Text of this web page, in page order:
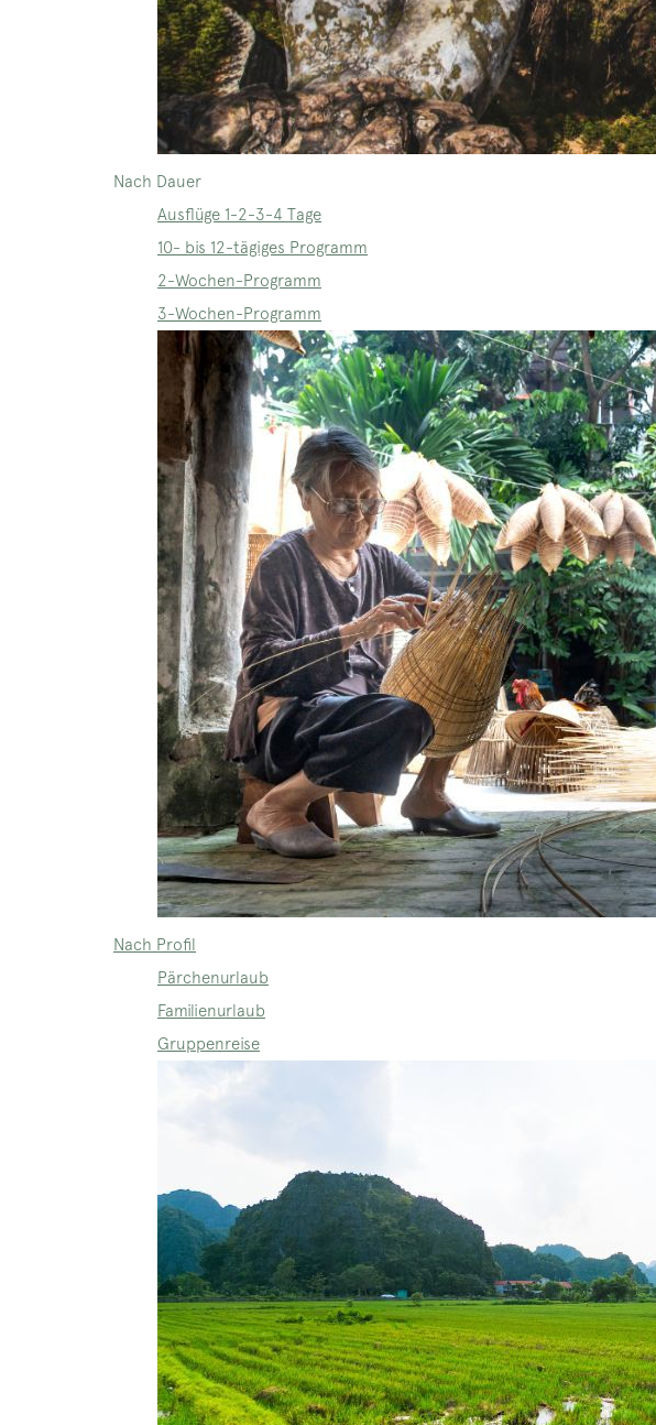
Nach Dauer
Ausflüge 1-2-3-4 Tage
10- bis 12-tägiges Programm
2-Wochen-Programm
3-Wochen-Programm
Nach Profil
Pärchenurlaub
Familienurlaub
Gruppenreise